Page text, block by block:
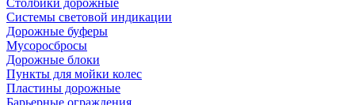
Столбики дорожные
Системы световой индикации
Дорожные буферы
Мусоросбросы
Дорожные блоки
Пункты для мойки колес
Пластины дорожные
Барьерные ограждения